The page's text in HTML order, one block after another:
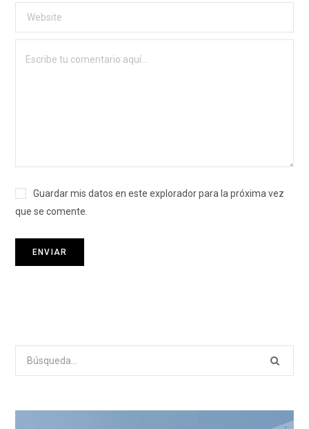
Guardar mis datos en este explorador para la próxima vez
que se comente.
Search